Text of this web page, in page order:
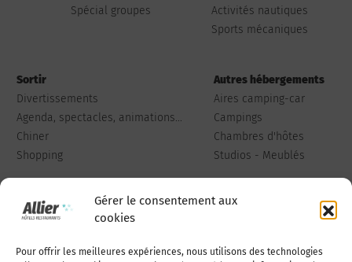
Gérer le consentement aux
cookies
Pour offrir les meilleures expériences, nous utilisons des technologies
Spécial groupes
Activités nautiques
Sports mécaniques
Sortir
Divertissements
Agenda, spectacles, animations...
Chiner
Shopping
Autres hébergements
Aires camping-car
Campings
Chambres d'hôtes
Studios - Meublés